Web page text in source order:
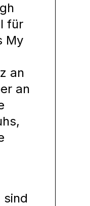
für
My
an
an